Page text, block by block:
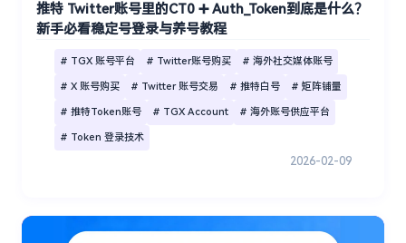
推特 Twitter账号里的CT0 ➕ Auth_Token到底是什么？
新手必看稳定号登录与养号教程
# TGX 账号平台 # Twitter账号购买 # 海外社交媒体账号
# X 账号购买 # Twitter 账号交易 # 推特白号 # 矩阵铺量
# 推特Token账号 # TGX Account # 海外账号供应平台
# Token 登录技术
2026-02-09